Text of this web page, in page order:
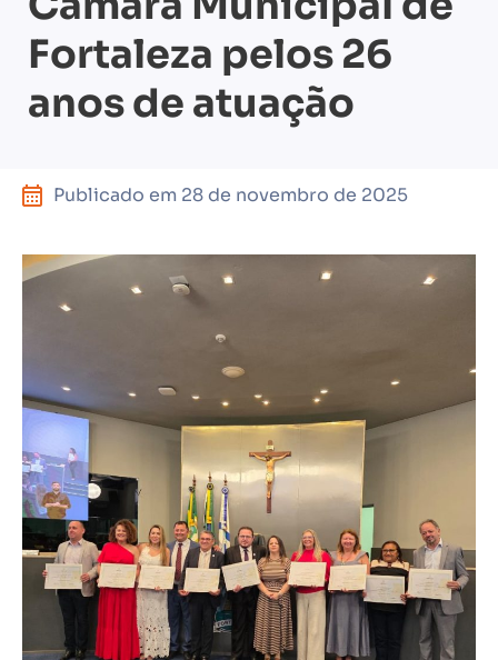
Fortaleza pelos 26
anos de atuação
Publicado em 28 de novembro de 2025